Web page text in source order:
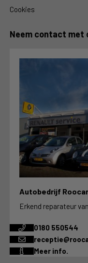
Cookies
Neem contact met
Autobedrijf Roocar
Erkend reparateur
0180 550544
Meer info.